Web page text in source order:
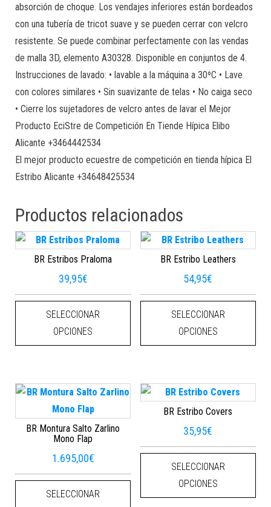
absorción de choque. Los vendajes inferiores están bordeados
con una tubería de tricot suave y se pueden cerrar con velcro
resistente. Se puede combinar perfectamente con las vendas
de malla 3D, elemento A30328. Disponible en conjuntos de 4.
Instrucciones de lavado: • lavable a la máquina a 30ºC • Lave
con colores similares • Sin suavizante de telas • No caiga seco
• Cierre los sujetadores de velcro antes de lavar el Mejor
Producto EciStre de Competición En Tiende Hípica Elibo
Alicante +3464442534
El mejor producto ecuestre de competición en tienda hípica El
Estribo Alicante +34648425534
Productos relacionados
BR Estribos Praloma
39,95€
SELECCIONAR
OPCIONES
Este producto tiene múltiples
BR Estribo Leathers
54,95€
SELECCIONAR
OPCIONES
BR Montura Salto Zarlino
Mono Flap
1.695,00€
SELECCIONAR
Este producto tiene múltiples
BR Estribo Covers
35,95€
SELECCIONAR
OPCIONES